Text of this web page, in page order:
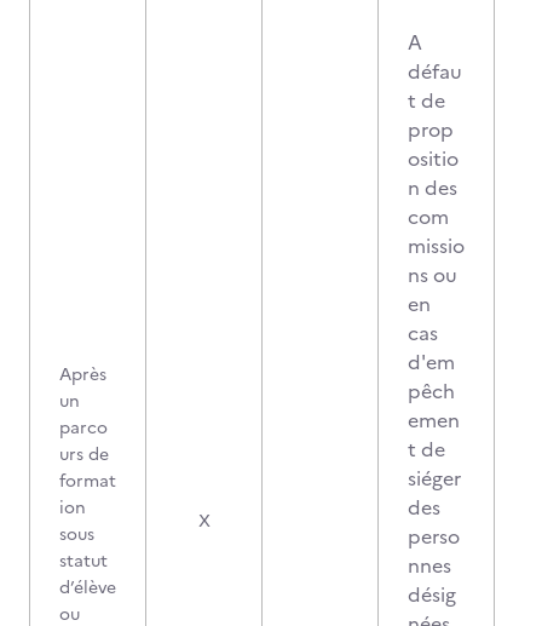
Après
un
parco
urs de
format
ion
sous
statut
d’élève
ou
X
A
défau
t de
prop
ositio
n des
com
missio
ns ou
en
cas
d'em
pêch
emen
t de
siéger
des
perso
nnes
désig